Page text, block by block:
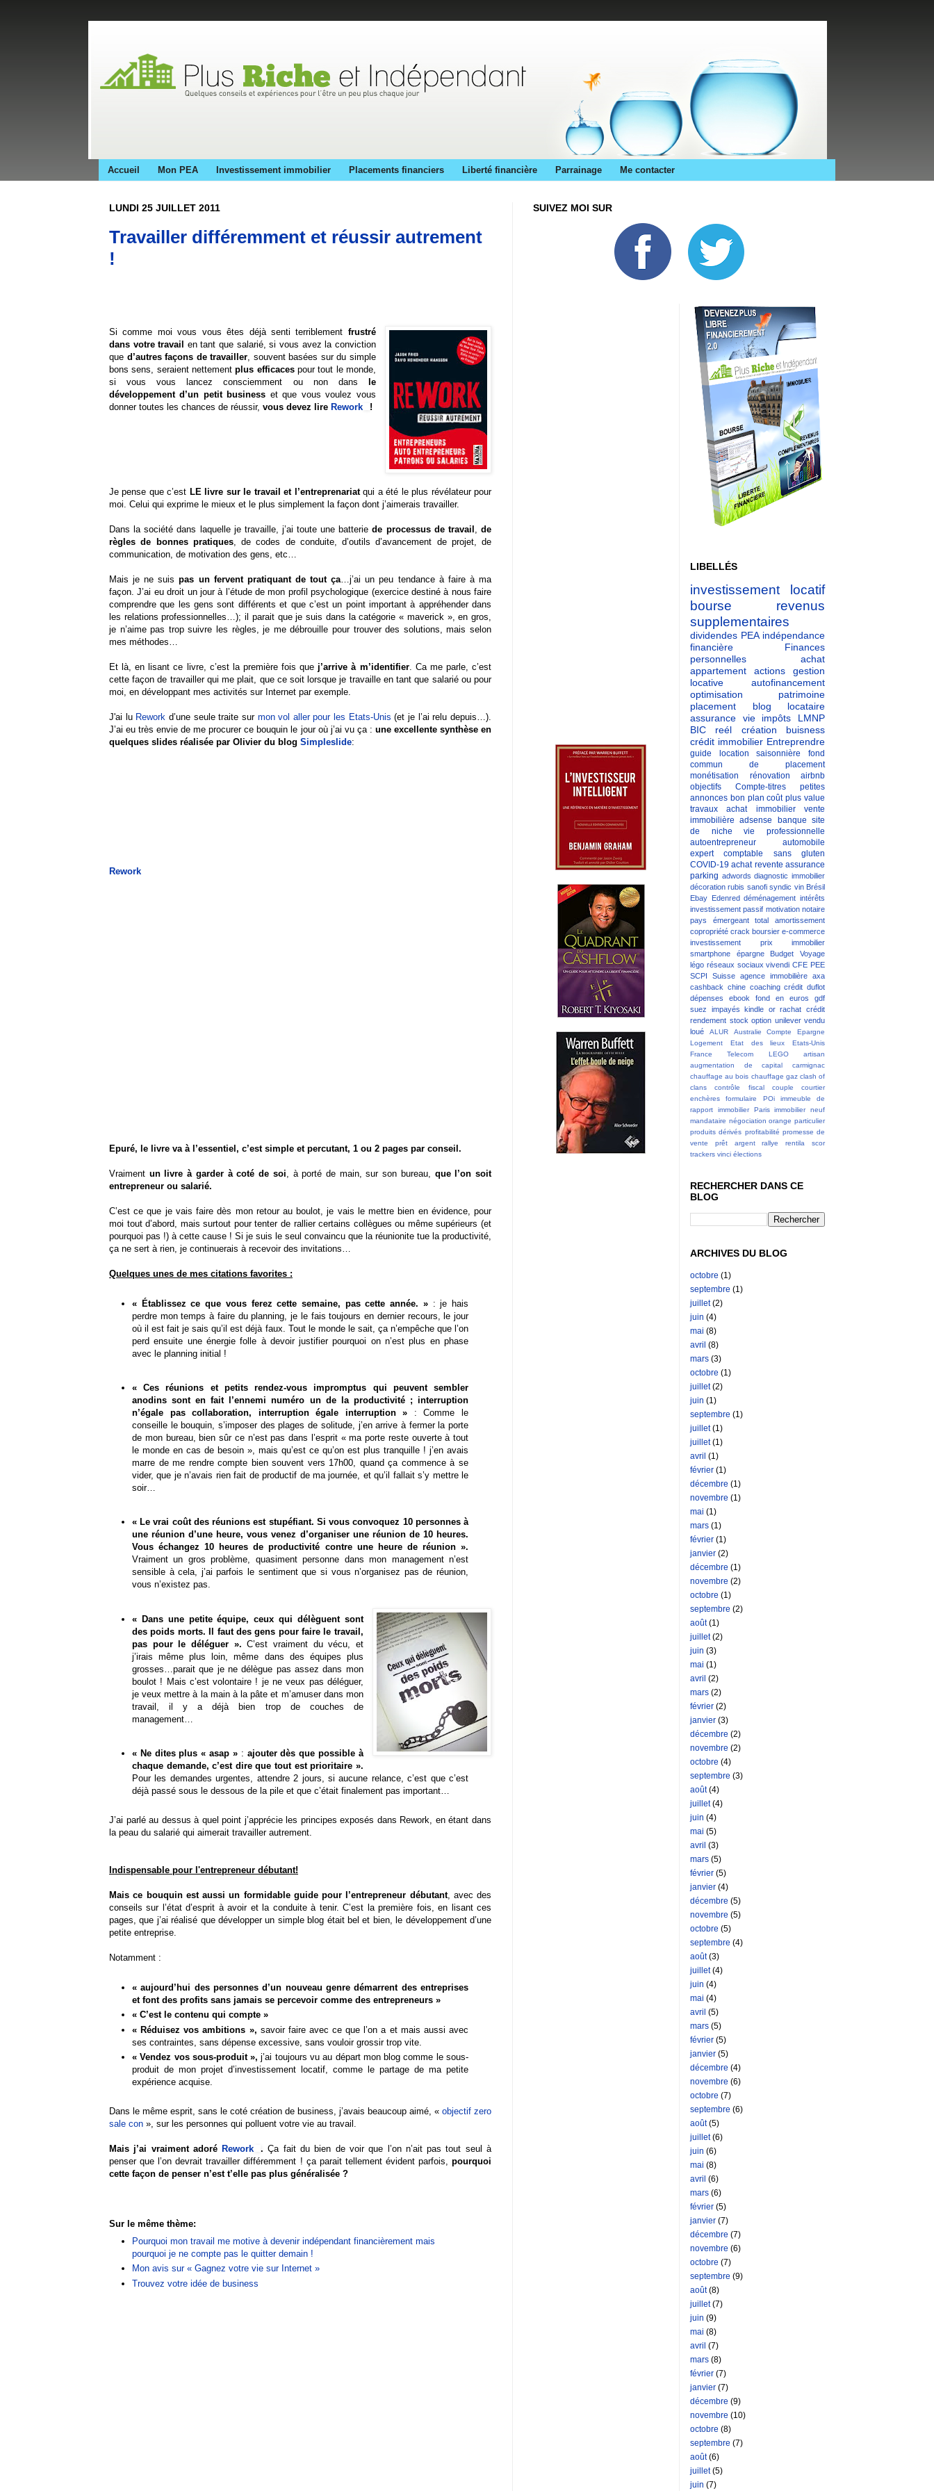
Accueil Mon PEA Investissement immobilier Placements financiers Liberté financière Parrainage Me contacter
LUNDI 25 JUILLET 2011
Travailler différemment et réussir autrement
!
Si comme moi vous vous êtes déjà senti terriblement frustré
dans votre travail
en tant que salarié, si vous avez la conviction
que d’autres façons de travailler, souvent basées sur du simple
bons sens, seraient nettementplus efficacespour tout le monde,
si vous vous lancez consciemment ou nondans
le
développement d’un petit business et que vous voulez vous
donner toutes les chances de réussir, vous devez lire Rework !
Je pense que c’est LE livre sur le travail et l’entreprenariatqui a été le plus révélateur pour
moi. Celui qui exprime le mieux et le plus simplement la façon dont j’aimerais travailler.
Dans la société dans laquelle je travaille, j’ai toute une batteriede processus de travail ,de
règles de bonnes pratiques, de codes de conduite, d’outils d’avancement de projet, de
communication, de motivation des gens, etc…
Mais je ne suispas un fervent pratiquant de tout ça…j’ai un peu tendance à faire à ma
façon. J’ai eu droit un jour à l’étude de mon profil psychologique (exercice destiné à nous faire
comprendre que les gens sont différents et que c’est un point important à appréhender dans
les relations professionnelles…); il parait que je suis dans la catégorie « maverick », en gros,
je n’aime pas trop suivre les règles, je me débrouille pour trouver des solutions, mais selon
mes méthodes…
Et là, en lisant ce livre, c’est la première fois que j’arrive à m’identifier. Ca me parle, c’est
cette façon de travailler qui me plait, que ce soit lorsque je travaille en tant que salarié ou pour
moi, en développant mes activités sur Internet par exemple.
J'ai lu Rework d’une seule traite sur mon vol aller pour les Etats-Unis (et je l’ai relu depuis…).
J’ai eu très envie de me procurer ce bouquin le jour où j’ai vu ça : une excellente synthèse en
quelques slides réalisée par Olivier du blog Simpleslide:
Rework
Epuré, le livre va à l’essentiel, c’est simple et percutant, 1 ou 2 pages par conseil.
Vraiment un livre à garder à coté de soi, à porté de main, sur son bureau, que l’on soit
entrepreneur ou salarié.
C’est ce que je vais faire dès mon retour au boulot, je vais le mettre bien en évidence, pour
moi tout d’abord, mais surtout pour tenter de rallier certains collègues ou même supérieurs (et
pourquoi pas !) à cette cause ! Si je suis le seul convaincu que la réunionite tue la productivité,
ça ne sert à rien, je continuerais à recevoir des invitations…
Quelques unes de mes citations favorites :
« Établissez ce que vous ferez cette semaine, pas cette année. »: je hais
perdre mon temps à faire du planning, je le fais toujours en dernier recours, le jour
où il est fait je sais qu’il est déjà faux. Tout le monde le sait, ça n’empêche que l’on
perd ensuite une énergie folle à devoir justifier pourquoi on n’est plus en phase
avec le planning initial !
« Ces réunions et petits rendez-vous impromptus qui peuvent sembler
anodins sont en fait l’ennemi numéro un de la productivité ; interruption
n’égale pas collaboration, interruption égale interruption » : Comme le
conseille le bouquin, s’imposer des plages de solitude, j’en arrive à fermer la porte
de mon bureau, bien sûr ce n’est pas dans l’esprit « ma porte reste ouverte à tout
le monde en cas de besoin », mais qu’est ce qu’on est plus tranquille ! j’en avais
marre de me rendre compte bien souvent vers 17h00, quand ça commence à se
vider, que je n’avais rien fait de productif de ma journée, et qu’il fallait s’y mettre le
soir…
« Le vrai coût des réunions est stupéfiant. Si vous convoquez 10 personnes à
une réunion d’une heure, vous venez d’organiser une réunion de 10 heures.
Vous échangez 10 heures de productivité contre une heure de réunion ».
Vraiment un gros problème, quasiment personne dans mon management n’est
sensible à cela, j’ai parfois le sentiment que si vous n’organisez pas de réunion,
vous n’existez pas.
« Dans une petite équipe, ceux qui délèguent sont
des poids morts. Il faut des gens pour faire le travail,
pas pour le déléguer ». C’est vraiment du vécu, et
j’irais même plus loin, même dans des équipes plus
grosses…parait que je ne délègue pas assez dans mon
boulot ! Mais c’est volontaire ! je ne veux pas déléguer,
je veux mettre à la main à la pâte et m’amuser dans mon
travail, il y a déjà bien trop de couches de
management…
« Ne dites plus « asap »: ajouter dès que possible à
chaque demande, c’est dire que tout est prioritaire ».
Pour les demandes urgentes, attendre 2 jours, si aucune relance, c’est que c’est
déjà passé sous le dessous de la pile et que c’était finalement pas important…
J’ai parlé au dessus à quel point j’apprécie les principes exposés dans Rework, en étant dans
la peau du salarié qui aimerait travailler autrement.
Indispensable pour l'entrepreneur débutant!
Mais ce bouquin est aussi un formidable guide pour l’entrepreneur débutant, avec des
conseils sur l’état d’esprit à avoir et la conduite à tenir. C’est la première fois, en lisant ces
pages, que j’ai réalisé que développer un simple blog était bel et bien, le développement d’une
petite entreprise.
Notamment :
« aujourd’hui des personnes d’un nouveau genre démarrent des entreprises
et font des profits sans jamais se percevoir comme des entrepreneurs »
« C’est le contenu qui compte »
« Réduisez vos ambitions », savoir faire avec ce que l’on a et mais aussi avec
ses contraintes, sans dépense excessive, sans vouloir grossir trop vite.
« Vendez vos sous-produit », j’ai toujours vu au départ mon blog comme le sous-
produit de mon projet d’investissement locatif, comme le partage de ma petite
expérience acquise.
Dans le même esprit, sans le coté création de business, j’avais beaucoup aimé, « objectif zero
sale con », sur les personnes qui polluent votre vie au travail.
Mais j’ai vraiment adoré Rework . Ça fait du bien de voir que l’on n’ait pas tout seul à
penser que l’on devrait travailler différemment ! ça parait tellement évident parfois, pourquoi
cette façon de penser n’est t’elle pas plus généralisée ?
Sur le même thème:
Pourquoi mon travail me motive à devenir indépendant financièrement mais
pourquoi je ne compte pas le quitter demain !
Mon avis sur « Gagnez votre vie sur Internet »
Trouvez votre idée de business
SUIVEZ MOI SUR
LIBELLÉS
investissement locatif
bourse
revenus
supplementaires
dividendes PEA indépendance
financière
Finances
personnelles
achat
appartement
actions
gestion
locative
autofinancement
optimisation patrimoine
placement
blog
locataire
assurance vie
impôts
LMNP
BIC reél
création buisness
crédit immobilier Entreprendre
guide location saisonnière
fond
commun de placement
monétisation
rénovation
airbnb
objectifs
Compte-titres
petites
annonces bon plan coût plus value
travaux
achat immobilier
vente
immobilière adsense banque site
de niche
vie professionnelle
autoentrepreneur
automobile
expert comptable
sans gluten
COVID-19 achat revente assurance
parking adwords diagnostic immobilier
décoration rubis sanofi syndic vin Brésil
Ebay Edenred déménagement intérêts
investissement passif motivation notaire
pays émergeant
total
amortissement
copropriété crack boursier e-commerce
investissement
prix immobilier
smartphone
épargne Budget
Voyage
légo réseaux sociaux vivendi CFE PEE
SCPI
Suisse agence immobilière axa
cashback chine coaching crédit duflot
dépenses
ebook fond en euros
gdf
suez
impayés kindle or rachat crédit
rendement stock option unilever vendu
loué
ALUR Australie
Compte Epargne
Logement
Etat des lieux
Etats-Unis
France Telecom
LEGO
artisan
augmentation de capital
carmignac
chauffage au bois chauffage gaz clash of
clans
contrôle fiscal couple
courtier
enchères
formulaire POi
immeuble de
rapport
immobilier Paris
immobilier neuf
mandataire négociation orange particulier
produits dérivés profitabilité promesse de
vente
prêt argent rallye rentila
scor
trackers vinci élections
RECHERCHER DANS CE
BLOG
ARCHIVES DU BLOG
octobre (1)
septembre (1)
juillet(2)
juin (4)
mai (8)
avril (8)
mars (3)
octobre (1)
juillet(2)
juin (1)
septembre (1)
juillet(1)
juillet(1)
avril (1)
février (1)
décembre (1)
novembre (1)
mai (1)
mars (1)
février (1)
janvier (2)
décembre (1)
novembre (2)
octobre (1)
septembre (2)
août(1)
juillet(2)
juin (3)
mai (1)
avril (2)
mars (2)
février (2)
janvier (3)
décembre (2)
novembre (2)
octobre (4)
septembre (3)
août(4)
juillet(4)
juin (4)
mai (5)
avril (3)
mars (5)
février (5)
janvier (4)
décembre (5)
novembre (5)
octobre (5)
septembre (4)
août(3)
juillet(4)
juin (4)
mai (4)
avril (5)
mars (5)
février (5)
janvier (5)
décembre (4)
novembre (6)
octobre (7)
septembre (6)
août(5)
juillet(6)
juin (6)
mai (8)
avril (6)
mars (6)
février (5)
janvier (7)
décembre (7)
novembre (6)
octobre (7)
septembre (9)
août(8)
juillet(7)
juin (9)
mai (8)
avril (7)
mars (8)
février (7)
janvier (7)
décembre (9)
novembre (10)
octobre (8)
septembre (7)
août(6)
juillet(5)
juin (7)